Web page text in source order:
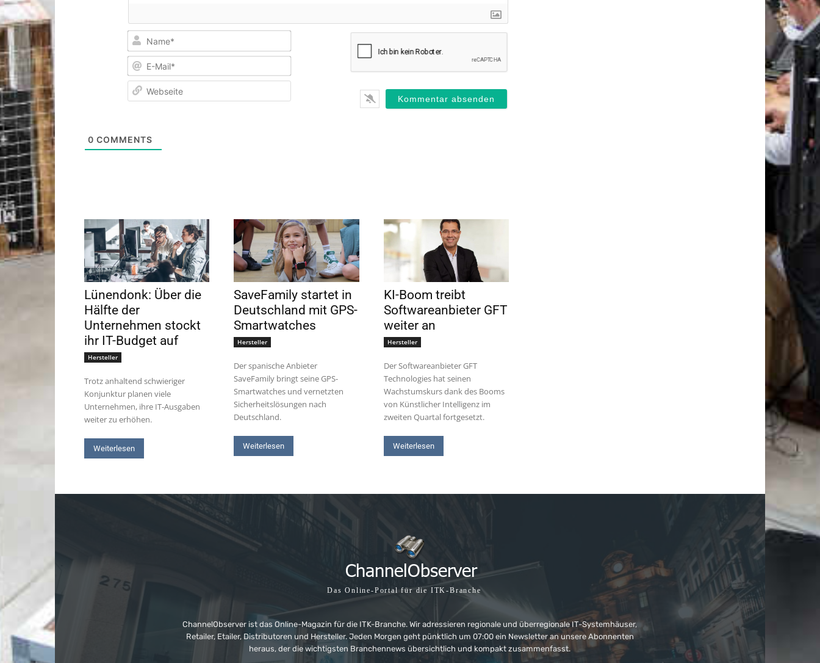
Name*
E-
0 COMMENTS
Lünendonk: Über die
Hälfte der
Unternehmen stockt
ihr IT-Budget auf
Hersteller
Trotz anhaltend schwieriger
Konjunktur planen viele
Unternehmen, ihre IT-Ausgaben
weiter zu erhöhen.
Weiterlesen
SaveFamily startet in
Deutschland mit GPS-
Smartwatches
Hersteller
Der spanische Anbieter
SaveFamily bringt seine GPS-
Smartwatches und vernetzten
Sicherheitslösungen nach
Deutschland.
Weiterlesen
KI-Boom treibt
Softwareanbieter GFT
weiter an
Hersteller
Der Softwareanbieter GFT
Technologies hat seinen
Wachstumskurs dank des Booms
von Künstlicher Intelligenz im
zweiten Quartal fortgesetzt.
Weiterlesen
Das Online-Portal für die ITK-Branche
ChannelObserver ist das Online-Magazin für die ITK-Branche. Wir adressieren regionale und überregionale IT-Systemhäuser,
Retailer, Etailer, Distributoren und Hersteller. Jeden Morgen geht pünktlich um 07:00 ein Newsletter an unsere Abonnenten
heraus, der die wichtigsten Branchennews übersichtlich und kompakt zusammenfasst.